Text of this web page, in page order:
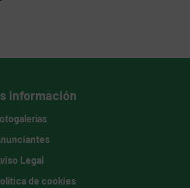
información
Legal
de cookies